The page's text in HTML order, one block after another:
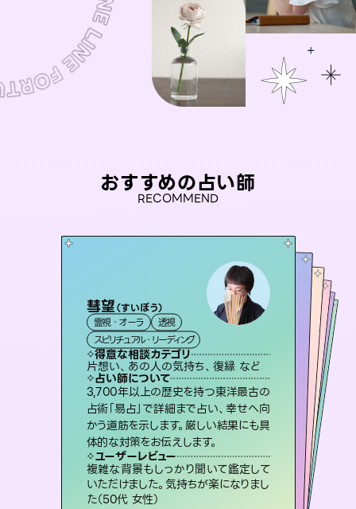
おすすめの占い師
RECOMMEND
彗望（すいぼう）
霊視・オーラ
透視
スピリチュアル・リーディング
得意な相談カテゴリ
片想い、あの人の気持ち、復縁 など
占い師について
3,700年以上の歴史を持つ東洋最古の
占術「易占」で詳細まで占い、幸せへ向
かう道筋を示します。厳しい結果にも具
体的な対策をお伝えします。
ユーザーレビュー
複雑な背景もしっかり聞いて鑑定して
いただけました。気持ちが楽になりまし
た（50代 女性）
未来視師＊花
霊視・オーラ 心理学
スピリチュアル・リーディング
得意な相談カテゴリ
出逢い、片想い、復縁 など
占い師について
未来には何パターンもの選択肢があり
ます。不安で視えにくくなっているあな
たの素敵な未来を見つけ、その未来を
選択できるようアドバイスします。
ユーザーレビュー
職場の人の性質や人間関係、本心など
本当によく視えていてびっくり。対策が
打てて前向きになれます（40代）
おう 霊感オラクル
霊視・オーラ
オラクルカード
得意な相談カテゴリ
恋愛総合、あの人の気持ち など
占い師について
霊視×オラクルカードを使って「今」と
「未来」そして「気になるあの人の気持
ち」まで丁寧に読み解き、恋や人生のヒ
ントを優しく引き出します。
ユーザーレビュー
不安な気持ちが嘘みたいに晴れまし
た…！よく視えていらっしゃるんだなと
感じました（40代 女性）
桃源珠羽 とうげんみう
霊視・オーラ
スピリチュアル・リーディング
得意な相談カテゴリ
片想い、あの人の気持ち、復縁 など
占い師について
恋愛のお悩みの中でも特に「曖昧な関係」の相談を得意としており、友達以上恋人未満なお相手との今後や本音を丁寧に読み解き恋愛成就へと導きます。
ユーザーレビュー
鑑定していただいてアドバイス通りに行
動すると仲が復活してきました。ありが
とうございました（40代 女性）
アイリス -iris-
西洋占星術
ルーン
得意な相談カテゴリ
恋愛総合、片想い、二人の未来 など
占い師について
復縁、恋愛、不倫の行方、同性愛や片
思い、仕事関係や借金問題まで知りた
いことや心の負担になっていることを
紐解き、背中をそっと押して導きます。
ユーザーレビュー
安心感のあり、言い切ってくれる所や濁
さない鑑定のおかげで、毎回自分の気
持ちを整えられます（30代 男性）
セラピスト理恵
霊視・オーラ タロット
スピリチュアル・リーディング
得意な相談カテゴリ
片想い、二人の未来、年の差 など
占い師について
連絡再開、復縁、成就などの報告実績
多数。セラピストとして2万超の施術経
験があるからこそできる鑑定で、より良
い未来をサポートします。
ユーザーレビュー
とても心温まる鑑定でした。しかもこち
らは何も言っていないのに視えていらっ
しゃるんだなと驚きです（30代女性）